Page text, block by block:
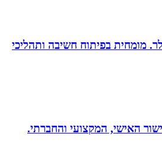
מומחית בפיתוח חשיבה ותהליכי